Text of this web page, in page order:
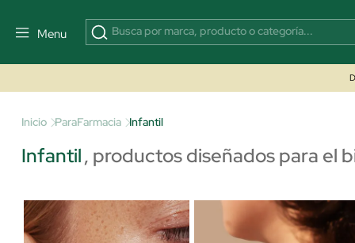
Menu
Inicio ParaFarmacia Infantil
Infantil, productos diseñados para el